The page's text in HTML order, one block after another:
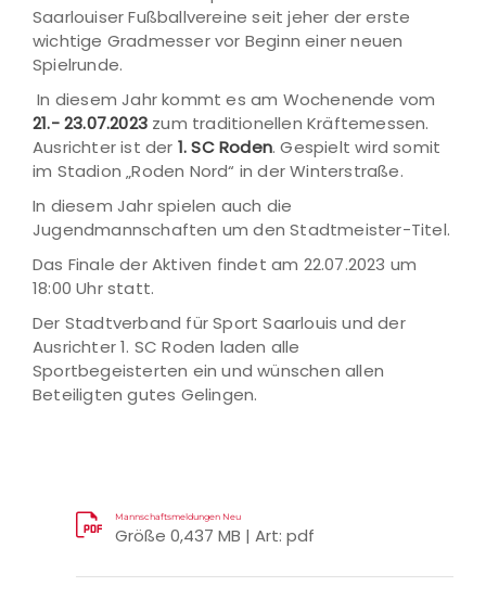
Saarlouiser Fußballvereine seit jeher der erste
wichtige Gradmesser vor Beginn einer neuen
Spielrunde.
In diesem Jahr kommt es am Wochenende vom
21.- 23.07.2023 zum traditionellen Kräftemessen.
Ausrichter ist der 1. SC Roden. Gespielt wird somit
im Stadion „Roden Nord“ in der Winterstraße.
In diesem Jahr spielen auch die
Jugendmannschaften um den Stadtmeister-Titel.
Das Finale der Aktiven findet am 22.07.2023 um
18:00 Uhr statt.
Der Stadtverband für Sport Saarlouis und der
Ausrichter 1. SC Roden laden alle
Sportbegeisterten ein und wünschen allen
Beteiligten gutes Gelingen.
Mannschaftsmeldungen Neu
Größe 0,437 MB | Art: pdf